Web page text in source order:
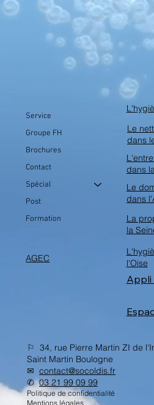
Service
Groupe FH
Brochures
Contact
Spécial
Post
Formation
AGEC
Le
dans
dans
Le
dans
La
la
l'Oise
Appli
⚐ 34, rue Pierre Martin ZI de
Saint Martin Boulogne
✉︎ contact@socoldis.fr
✆03 21 99 09 99
Politique de confidentialité
Mentions légales